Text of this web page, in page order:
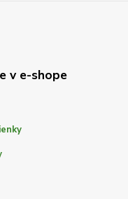
v e-shope